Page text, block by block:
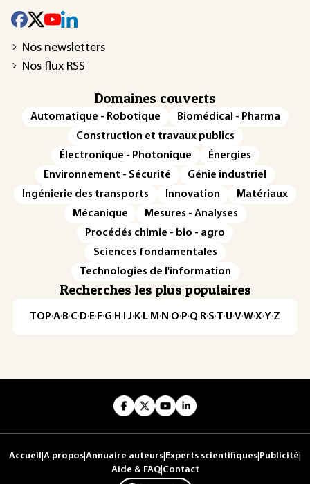
Nos newsletters
Nos flux RSS
Domaines couverts
Automatique - Robotique
Biomédical - Pharma
Construction et travaux publics
Électronique - Photonique
Énergies
Environnement - Sécurité
Génie industriel
Ingénierie des transports
Innovation
Matériaux
Mécanique
Mesures - Analyses
Procédés chimie - bio - agro
Sciences fondamentales
Technologies de l'information
Recherches les plus populaires
TOP·A·B·C· D· E· F·G· H · ·J· K· L· M · N ·O· P·Q· R·S·T·U·V·W·X·Y·Z
Accueil A propos Annuaire auteurs Experts scientifiques Publicité
Aide & FAQ| Contact